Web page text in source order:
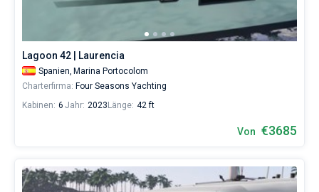
Lagoon 42 | Laurencia
Spanien, Marina Portocolom
Charterfirma: Four Seasons Yachting
Kabinen: 6 Jahr: 2023 Länge: 42 ft
Von €3685